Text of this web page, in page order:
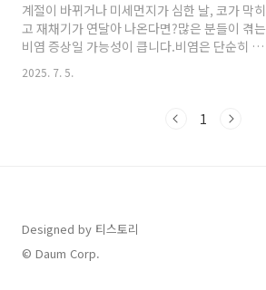
계절이 바뀌거나 미세먼지가 심한 날, 코가 막히
고 재채기가 연달아 나온다면?많은 분들이 겪는
비염 증상일 가능성이 큽니다.비염은 단순히 참
는다고 해결되지 않으며, 증상에 따라 맞춤형 치
료제 선택이 중요합니다.이번 포스팅에서는 다양
그리고 주의할 점까지 꼼꼼히 정리해드립니다.항
건조 유발 가능. 2세대 제품은 부작용 적음류코트
리엔 수용체 길항제천식 동반, 코막힘·재채기 완
화장기 복용 효과↑, 부작용 적음스테로이드 코
2025. 7. 5.
1
Designed by 티스토리
© Daum Corp.